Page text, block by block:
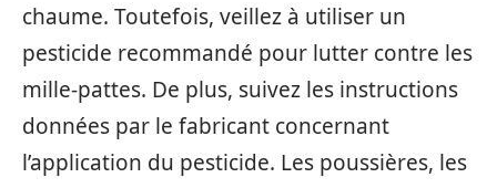
chaume. Toutefois, veillez à utiliser un
pesticide recommandé pour lutter contre les
mille-pattes. De plus, suivez les instructions
données par le fabricant concernant
l’application du pesticide. Les poussières, les